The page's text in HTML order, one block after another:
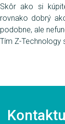
Skôr ako si
rovnako dobrý
podobne, ale
Tím Z-Technology